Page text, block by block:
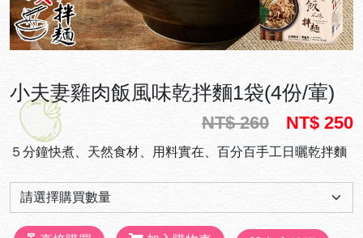
小夫妻雞肉飯風味乾拌麵1袋(4份/葷)
NT$ 260 NT$ 250
５分鐘快煮、天然食材、用料實在、百分百手工日曬乾拌麵